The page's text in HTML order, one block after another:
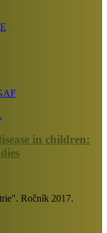
in children:
Ročník 2017.